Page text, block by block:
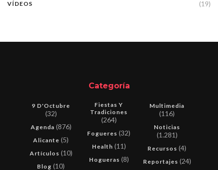
VÍDEOS (19)
Categoría
9 D'Octubre
(32)
Agenda (876)
Alicante (5)
Artículos (10)
Blog (10)
Fiestas Y
Tradiciones
(264)
Fogueres (32)
Health (11)
Hogueras (8)
Multimedia
(116)
Noticias
(1.281)
Recursos (4)
Reportajes (24)